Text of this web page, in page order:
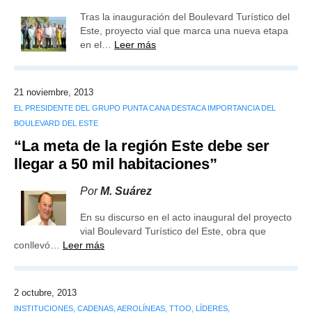
Tras la inauguración del Boulevard Turístico del
Este, proyecto vial que marca una nueva etapa
en el… Leer más
21 noviembre, 2013
EL PRESIDENTE DEL GRUPO PUNTA CANA DESTACA IMPORTANCIA DEL
BOULEVARD DEL ESTE
“La meta de la región Este debe ser
llegar a 50 mil habitaciones”
PorM. Suárez
En su discurso en el acto inaugural del proyecto
vial Boulevard Turístico del Este, obra que
conllevó… Leer más
2 octubre, 2013
INSTITUCIONES, CADENAS, AEROLÍNEAS, TTOO, LÍDERES,